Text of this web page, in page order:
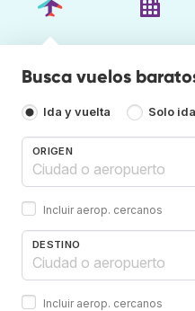
Busca vuelos
Ida y vuelta Solo ida
ORIGEN
Incluir aerop. cercanos
DESTINO
Incluir aerop. cercanos